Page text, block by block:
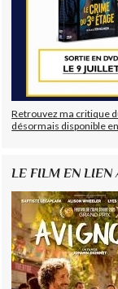
Retrouvez ma critique
désormais disponible
LE FILM EN LIEN